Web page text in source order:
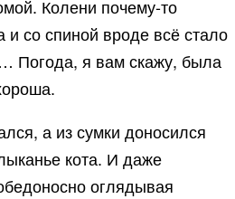
Колени почему-то
со спиной вроде всё стало
Погода, я вам скажу, была
а из сумки доносился
кота. И даже
оглядывая